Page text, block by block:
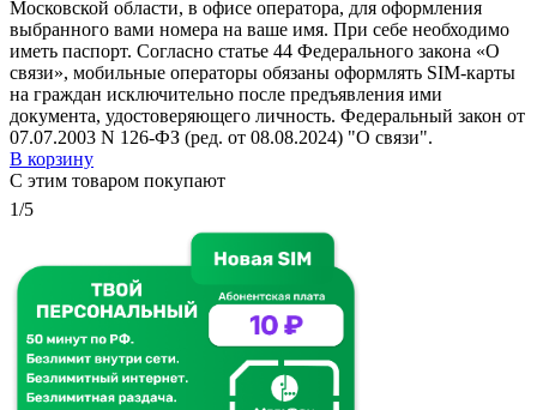
Московской области, в офисе оператора, для оформления
выбранного вами номера на ваше имя. При себе необходимо
иметь паспорт. Согласно статье 44 Федерального закона «О
связи», мобильные операторы обязаны оформлять SIM-карты
на граждан исключительно после предъявления ими
документа, удостоверяющего личность. Федеральный закон от
07.07.2003 N 126-ФЗ (ред. от 08.08.2024) "О связи".
В корзину
С этим товаром покупают
1/5